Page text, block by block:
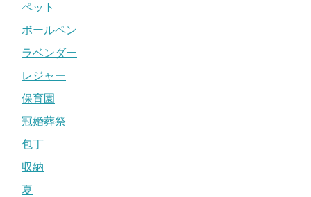
ペット
ボールペン
ラベンダー
レジャー
保育園
冠婚葬祭
包丁
収納
夏